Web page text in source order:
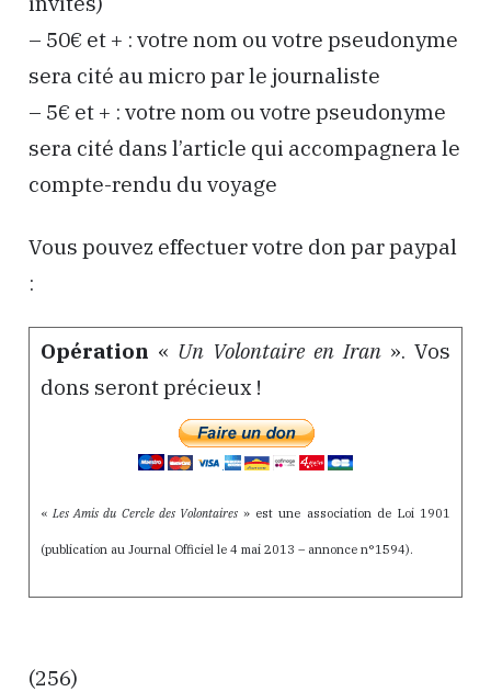
– 50€ et + : votre nom ou votre pseudonyme
sera cité au micro par le journaliste
– 5€ et + : votre nom ou votre pseudonyme
sera cité dans l’article qui accompagnera le
compte-rendu du voyage
Vous pouvez effectuer votre don par paypal
:
Opération « Un Volontaire en Iran ». Vos
dons seront précieux !
«Les Amis du Cercle des Volontaires» est une association de Loi 1901
(publication au Journal Officiel le 4 mai 2013 – annonce n°1594).
(256)